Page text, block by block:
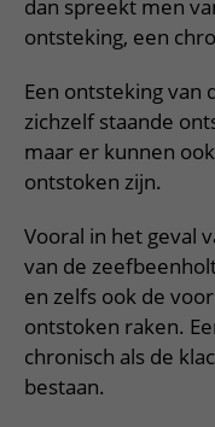
Onderzoeken en
Het Wilhelmina
Bloedprikken
Wachttijden
Bezoektijden
Wijzigen
Mijn UMC Utrecht
Faciliteiten en
Kwaliteit en veiligheid
Route naar het
Wegwijs in het
Contact met polikliniek
Contact met
Het Wilhelmina
Teleconsult aanvragen
Diagnostiek aanvragen
Zorgverlenersportaal
Over UMC Utrecht
Research
Onderwijs
Werken bij het UMC
dan spreekt men
ontsteking, een
Een ontsteking van
zichzelf staande
maar er kunnen
ontstoken zijn.
Vooral in het geval
van de
en zelfs ook de
ontstoken raken.
chronisch als de
bestaan.